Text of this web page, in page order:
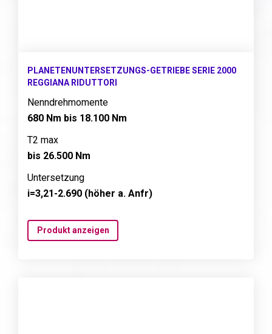
PLANETENUNTERSETZUNGS-GETRIEBE SERIE 2000
REGGIANA RIDUTTORI
Nenndrehmomente
680 Nm bis 18.100 Nm
T2 max
bis 26.500 Nm
Untersetzung
i=3,21-2.690 (höher a. Anfr)
Produkt anzeigen